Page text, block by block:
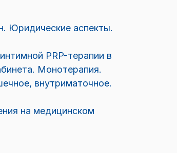
Юридические аспекты.
PRP-терапии в
Монотерапия.
внутриматочное.
на медицинском